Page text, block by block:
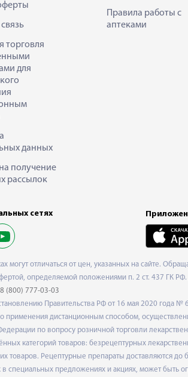
торговля
для
данных
получение
рассылок
Правила работы с
аптеками
сетях
могут отличаться от цен, указанных на сайте.
определяемой положениями п. 2 ст. 437 ГК
8 (800) 777-03-03
Правительства РФ от 16 мая 2020 года
применения дистанционным способом,
по вопросу розничной торговли
категорий товаров: безрецептурных
товаров. Рецептурные препараты доставляются
в специальных предложениях и акциях, может быть